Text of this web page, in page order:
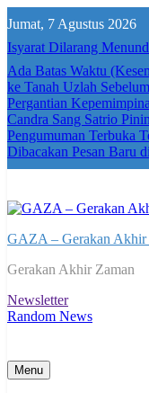
to
content
Jumat, 7 Agustus 2026
Ada Batas Waktu
ke Tanah Uzlah
Pergantian
Candra Sang Satrio
Pengumuman Terbuka
Dibacakan Pesan Baru
GAZA – Gerakan Akhir
Gerakan Akhir Zaman
Newsletter
Random News
Menu